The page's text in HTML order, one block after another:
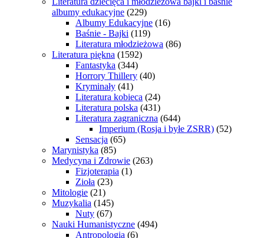
albumy edukacyjne (229)
Albumy Edukacyjne (16)
Baśnie - Bajki (119)
Literatura młodzieżowa (86)
Literatura piękna (1592)
Fantastyka (344)
Horrory Thillery (40)
Kryminały (41)
Literatura kobieca (24)
Literatura polska (431)
Literatura zagraniczna (644)
Imperium (Rosja i byłe ZSRR) (52)
Sensacja (65)
Marynistyka (85)
Medycyna i Zdrowie (263)
Fizjoterapia (1)
Zioła (23)
Mitologie (21)
Muzykalia (145)
Nuty (67)
Nauki Humanistyczne (494)
Antropologia (6)